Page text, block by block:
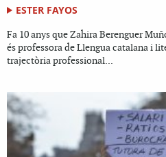
ESTER FAYOS
Fa 10 anys que Zahira Berenguer
és professora de Llengua catalana i
trajectòria professional...